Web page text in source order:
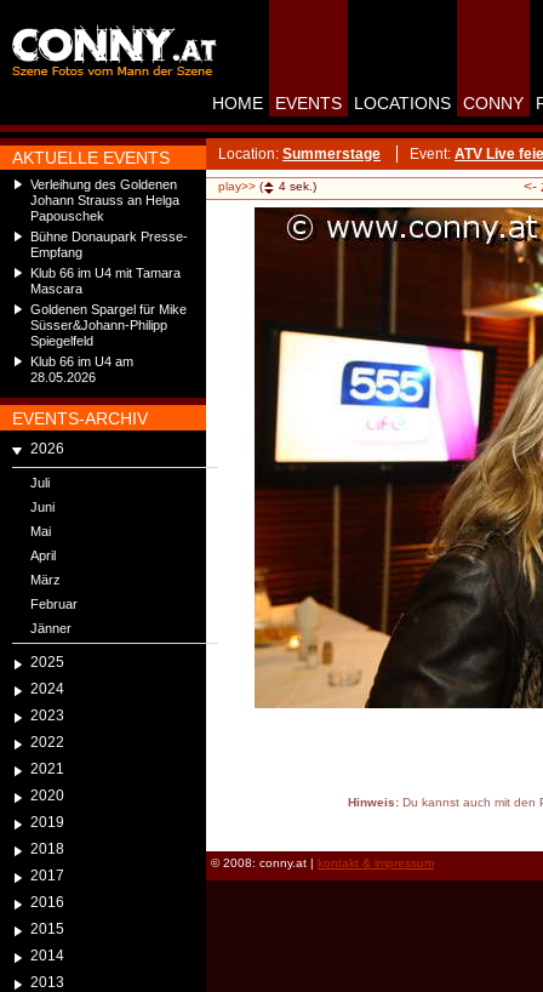
AKTUELLE EVENTS
Verleihung des Goldenen
Johann Strauss an Helga
Papouschek
Bühne Donaupark Presse-
Empfang
Klub 66 im U4 mit Tamara
Mascara
Goldenen Spargel für Mike
Süsser&Johann-Philipp
Spiegelfeld
Klub 66 im U4 am
28.05.2026
EVENTS-ARCHIV
2026
Juli
Juni
Mai
April
März
Februar
Jänner
2025
2024
2023
2022
2021
2020
2019
2018
2017
2016
2015
2014
2013
HOME EVENTS LOCATIONS CONNY
Location: Summerstage Event: ATV Live
play>> ( 4 sek.) <-
Hinweis:Du kannst auch mit den
© 2008: conny.at | kontakt & impressum